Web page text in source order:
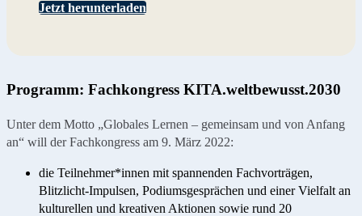
Jetzt herunterladen
Programm: Fachkongress KITA.weltbewusst.2030
Unter dem Motto „Globales Lernen – gemeinsam und von Anfang
an“ will der Fachkongress am 9. März 2022:
die Teilnehmer*innen mit spannenden Fachvorträgen,
Blitzlicht-Impulsen, Podiumsgesprächen und einer Vielfalt an
kulturellen und kreativen Aktionen sowie rund 20